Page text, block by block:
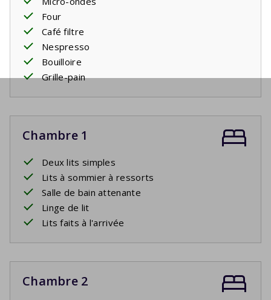
Four
Café filtre
Nespresso
Bouilloire
Grille-pain
Chambre 1
Deux lits simples
Lits à sommier à ressorts
Salle de bain attenante
Linge de lit
Lits faits à l'arrivée
Chambre 2